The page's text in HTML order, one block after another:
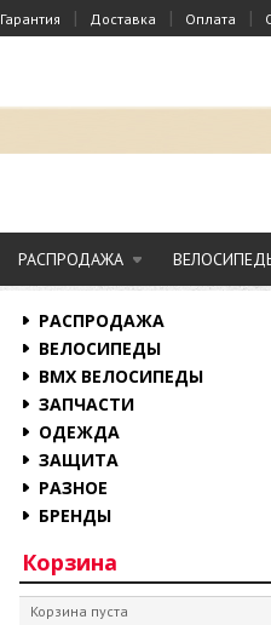
Гарантия | Доставка | Оплата |
РАСПРОДАЖА
РАСПРОДАЖА
ВЕЛОСИПЕДЫ
BMX ВЕЛОСИПЕДЫ
ЗАПЧАСТИ
ОДЕЖДА
ЗАЩИТА
РАЗНОЕ
БРЕНДЫ
Корзина
Корзина пуста